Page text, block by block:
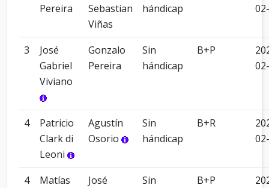
Pereira
Sebastian
Viñas
hándicap
3
José
Gabriel
Viviano
Gonzalo
Pereira
Sin
hándicap
B+P
4
Patricio
Clark di
Leoni
Agustín
Osorio
Sin
hándicap
B+R
4
Matías
José
Sin
B+P